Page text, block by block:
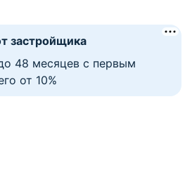
застройщика
48 месяцев с первым
от 10%